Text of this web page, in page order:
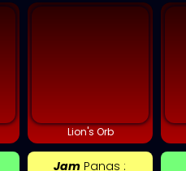
Lion's Orb
Jam Panas :